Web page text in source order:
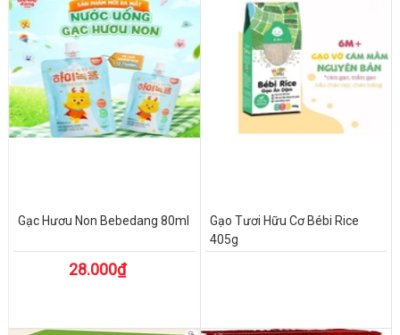
Gạc Hươu Non Bebedang 80ml
28.000₫
Gạo Tươi Hữu Cơ Bébi Rice
405g